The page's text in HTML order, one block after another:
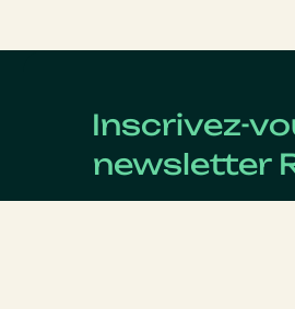
Inscrivez-
newsletter